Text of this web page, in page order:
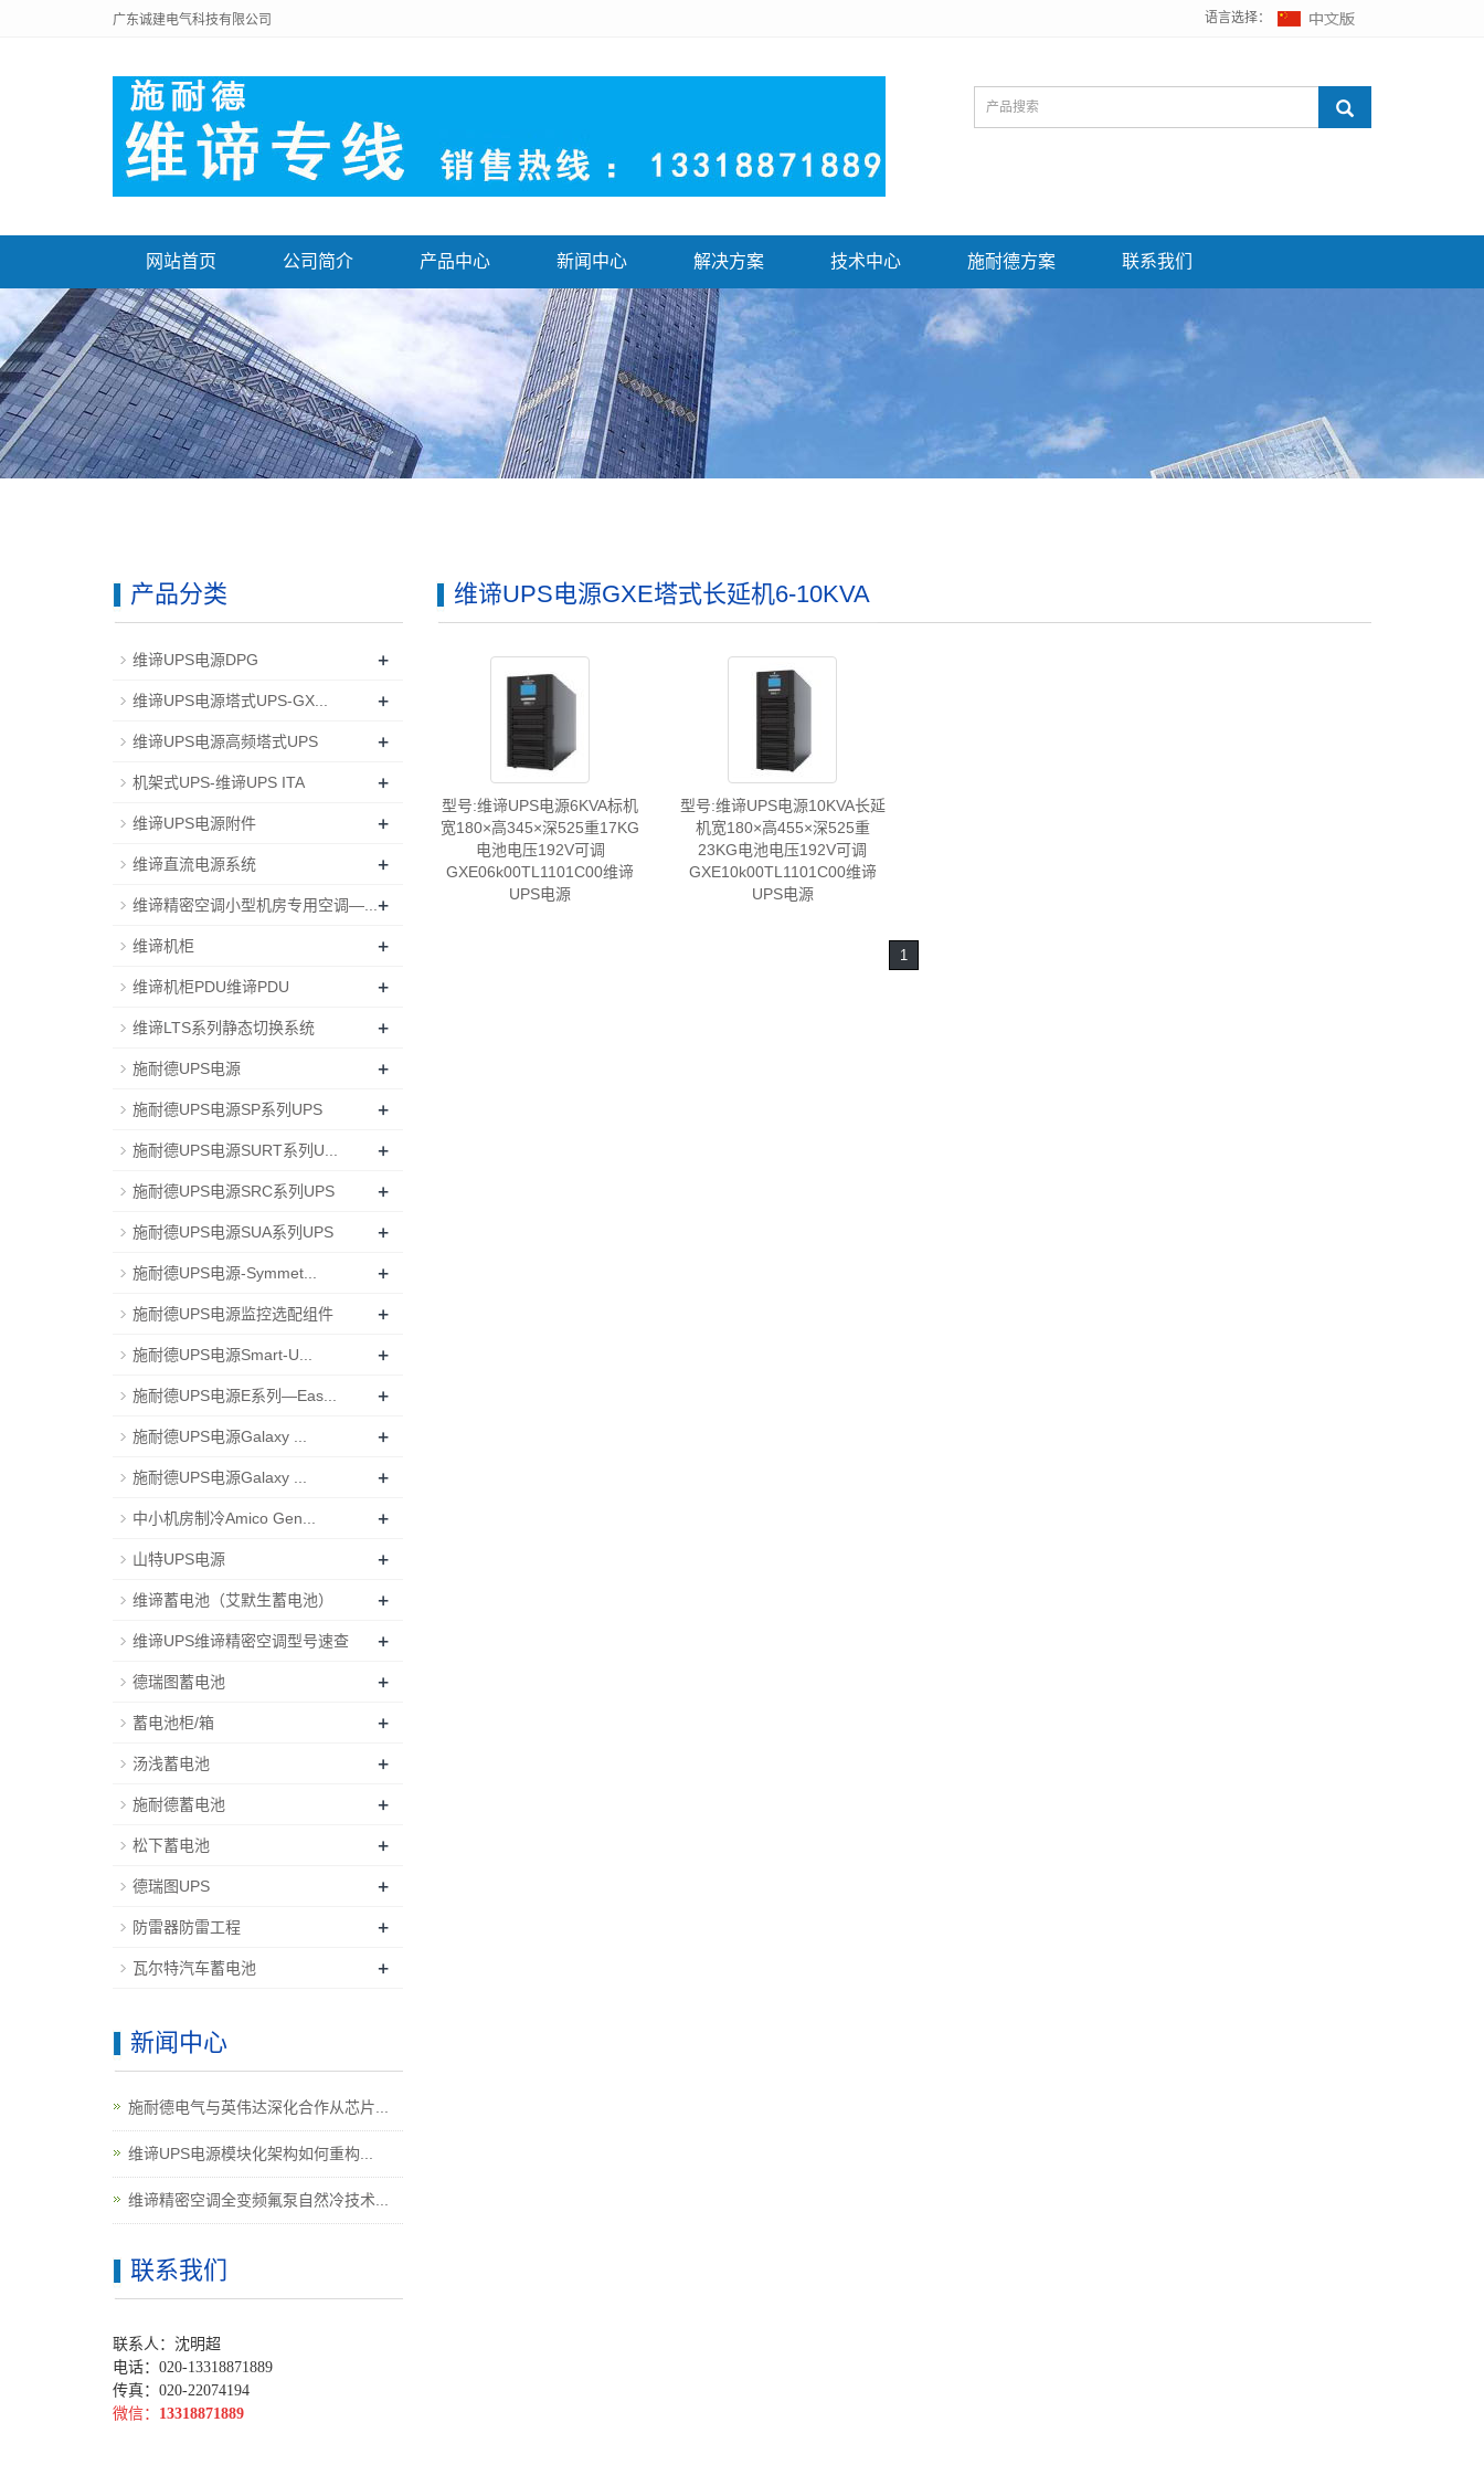
广东诚建电气科技有限公司 语言选择：
网站首页 公司简介 产品中心 新闻中心 解决方案 技术中心 施耐德方案 联系我们
维谛UPS电源GXE塔式长延机6-10KVA
型号:维谛UPS电源6KVA标机
宽180×高345×深525重17KG
电池电压192V可调
GXE06k00TL1101C00维谛
UPS电源
型号:维谛UPS电源10KVA长延
机宽180×高455×深525重
23KG电池电压192V可调
GXE10k00TL1101C00维谛
UPS电源
1
产品分类
维谛UPS电源DPG +
维谛UPS电源塔式UPS-GX... +
维谛UPS电源高频塔式UPS +
机架式UPS-维谛UPS ITA +
维谛UPS电源附件 +
维谛直流电源系统 +
维谛精密空调小型机房专用空调—... +
维谛机柜 +
维谛机柜PDU维谛PDU +
维谛LTS系列静态切换系统 +
施耐德UPS电源 +
施耐德UPS电源SP系列UPS +
施耐德UPS电源SURT系列U... +
施耐德UPS电源SRC系列UPS +
施耐德UPS电源SUA系列UPS +
施耐德UPS电源-Symmet... +
施耐德UPS电源监控选配组件 +
施耐德UPS电源Smart-U... +
施耐德UPS电源E系列—Eas... +
施耐德UPS电源Galaxy ... +
施耐德UPS电源Galaxy ... +
中小机房制冷Amico Gen... +
山特UPS电源 +
维谛蓄电池（艾默生蓄电池） +
维谛UPS维谛精密空调型号速查 +
德瑞图蓄电池 +
蓄电池柜/箱 +
汤浅蓄电池 +
施耐德蓄电池 +
松下蓄电池 +
德瑞图UPS +
防雷器防雷工程 +
瓦尔特汽车蓄电池 +
新闻中心
施耐德电气与英伟达深化合作从芯片...
维谛UPS电源模块化架构如何重构...
维谛精密空调全变频氟泵自然冷技术...
联系我们
联系人：沈明超
电话：020-13318871889
传真：020-22074194
微信： 13318871889